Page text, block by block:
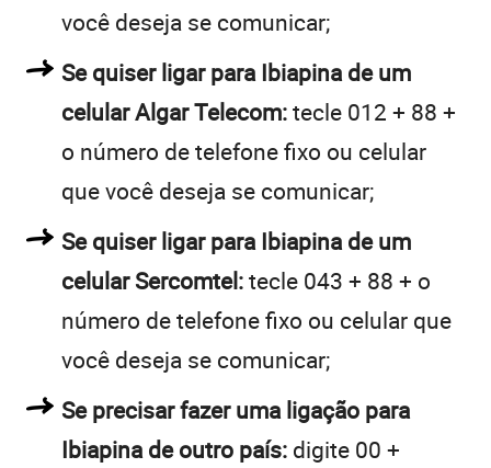
você deseja se comunicar;
Se quiser ligar para Ibiapina de um
celular Algar Telecom:tecle 012 + 88 +
o número de telefone fixo ou celular
que você deseja se comunicar;
Se quiser ligar para Ibiapina de um
celular Sercomtel:tecle 043 + 88 + o
número de telefone fixo ou celular que
você deseja se comunicar;
Se precisar fazer uma ligação para
Ibiapina de outro país: digite 00 +